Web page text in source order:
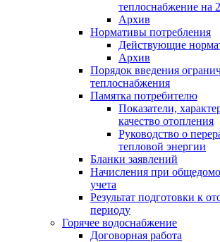
теплоснабжение на
Архив
Нормативы потребления
Действующие
Архив
Порядок введения
теплоснабжения
Памятка потребителю
Показатели,
качество отопления
Руководство о
тепловой энергии
Бланки заявлений
Начисления при
учета
Результат подготовки к
периоду
Горячее водоснабжение
Договорная работа